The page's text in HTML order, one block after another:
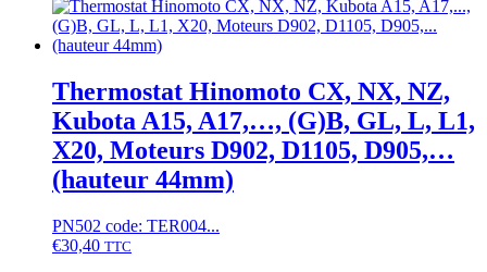
Thermostat Hinomoto CX, NX, NZ,
Kubota A15, A17,…, (G)B, GL, L, L1,
X20, Moteurs D902, D1105, D905,…
(hauteur 44mm)
PN502 code: TER004...
€30,40 TTC